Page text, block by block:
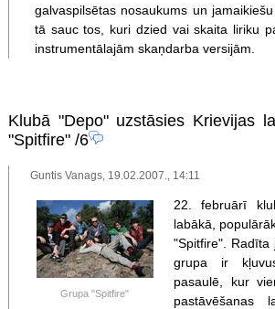
galvaspilsētas nosaukums un
tā sauc tos, kuri dzied vai skaita liriku
instrumentālajām skaņdarba versijām.
Klubā "Depo" uzstāsies Krievijas
"Spitfire"/6
Guntis Vanags, 19.02.2007., 14:11
Grupa "Spitfire"
22. februārī
labākā,
"Spitfire". Radīta
grupa ir
pasaulē, kur